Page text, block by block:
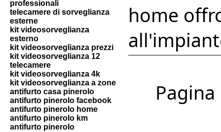
professionali
telecamere di sorveglianza
esterne
kit videosorveglianza
esterno
kit videosorveglianza prezzi
kit videosorveglianza 12
telecamere
kit videosorveglianza 4k
kit videosorveglianza a zone
antifurto casa pinerolo
antifurto pinerolo facebook
antifurto pinerolo home
antifurto pinerolo km
antifurto pinerolo
home